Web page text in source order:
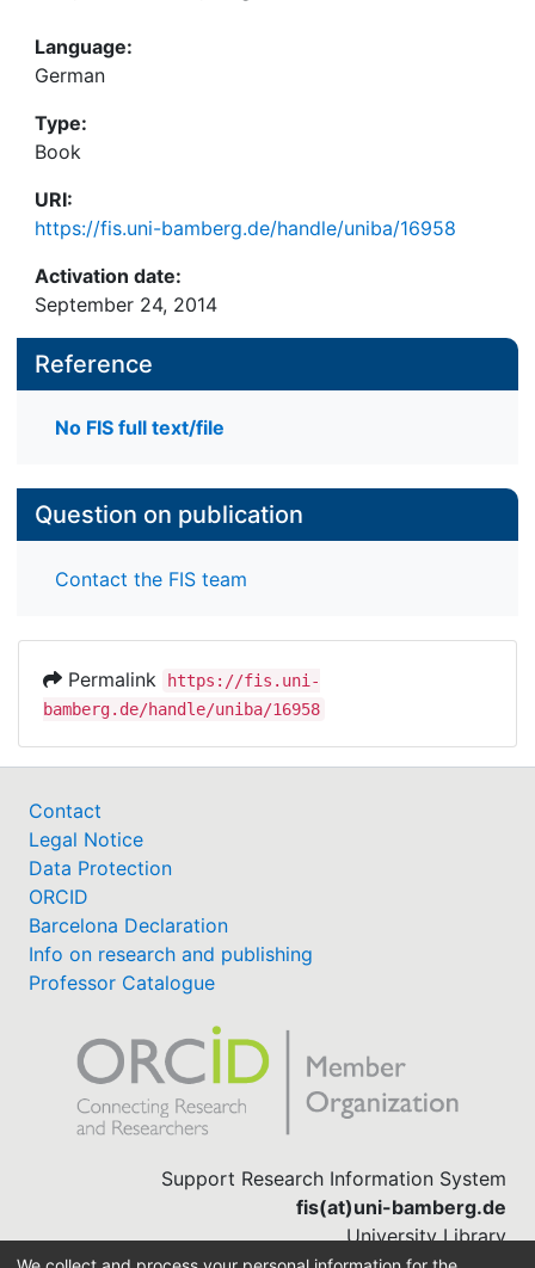
Language:
German
Type:
Book
URI:
https://fis.uni-bamberg.de/handle/uniba/16958
Activation date:
September 24, 2014
Reference
No FIS full text/file
Question on publication
Contact the FIS team
Permalink
https://fis.uni-
bamberg.de/handle/uniba/16958
Contact
Legal Notice
Data Protection
ORCID
Barcelona Declaration
Info on research and publishing
Professor Catalogue
Support Research Information System
fis(at)uni-bamberg.de
University Library